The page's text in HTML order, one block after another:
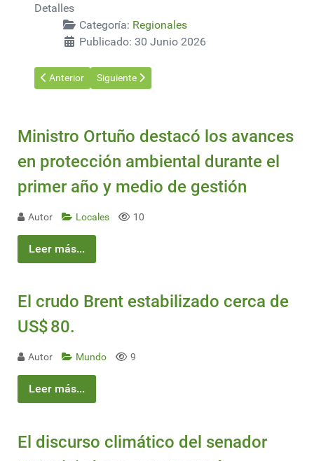
Detalles
Categoría: Regionales
Publicado: 30 Junio 2026
Artículo anterior: Paraguay: Paracel prevé el inicio de la
Anterior Artículo siguiente: Expo Madera Paraguay 2026
Siguiente
Ministro Ortuño destacó los avances
en protección ambiental durante el
primer año y medio de gestión
Autor Locales 10
Leer más...
El crudo Brent estabilizado cerca de
US$ 80.
Autor Mundo 9
Leer más...
El discurso climático del senador